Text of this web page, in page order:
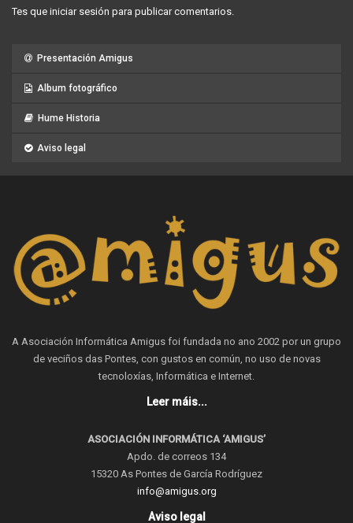
Tes que iniciar sesión para publicar comentarios.
Presentación Amigus
Album fotográfico
Hume Historia
Aviso legal
A Asociación Informática Amigus foi fundada no ano 2002 por un grupo
de veciños das Pontes, con gustos en común, no uso de novas
tecnoloxías, Informática e Internet.
Leer máis...
ASOCIACIÓN INFORMÁTICA ‘AMIGUS’
Apdo. de correos 134
15320 As Pontes de García Rodríguez
info@amigus.org
Aviso legal